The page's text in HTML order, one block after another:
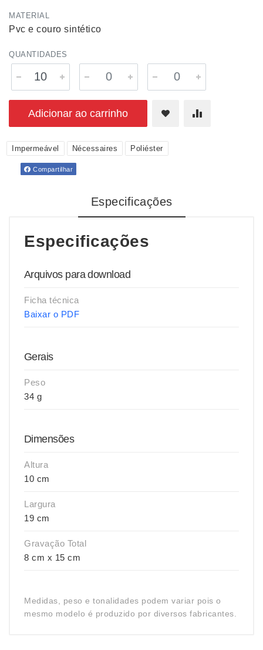
MATERIAL
Pvc e couro sintético
QUANTIDADES
Adicionar ao carrinho
Impermeável Nécessaires Poliéster
Compartilhar
Especificações
Especificações
Arquivos para download
Ficha técnica
Baixar o PDF
Gerais
Peso
34 g
Dimensões
Altura
10 cm
Largura
19 cm
Gravação Total
8 cm x 15 cm
Medidas, peso e tonalidades podem variar pois o
mesmo modelo é produzido por diversos fabricantes.